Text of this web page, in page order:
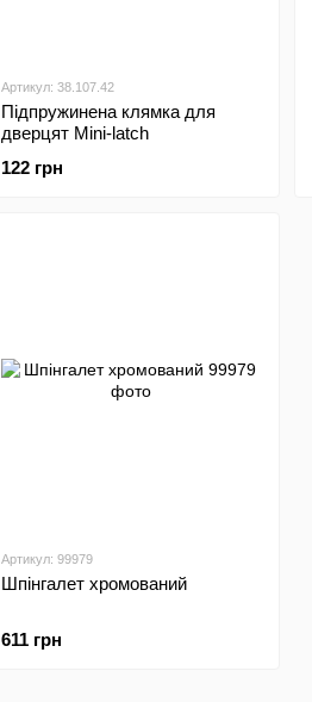
Артикул: 38.107.42
Підпружинена клямка для
дверцят Mini-latch
122 грн
Артикул: 99979
Шпінгалет хромований
611 грн